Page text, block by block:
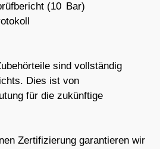
(10 Bar)
sind vollständig
Dies ist von
für die zukünftige
Zertifizierung garantieren wir